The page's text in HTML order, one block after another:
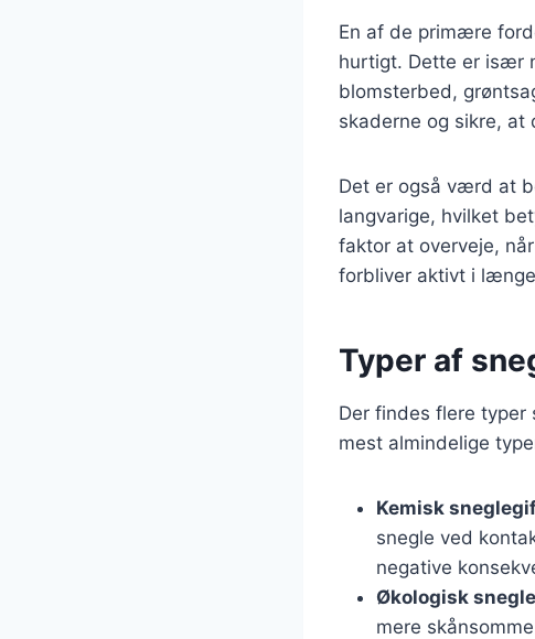
En af de primære
hurtigt. Dette er især
blomsterbed,
skaderne og sikre,
Det er også værd at
langvarige, hvilket
faktor at overveje,
forbliver aktivt i
Typer af
Der findes flere typer
mest almindelige
Kemisk
snegle ved
negative
Økologisk
mere